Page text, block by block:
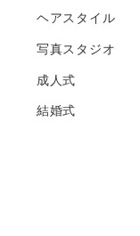
ヘアスタイル
写真スタジオ
成人式
結婚式